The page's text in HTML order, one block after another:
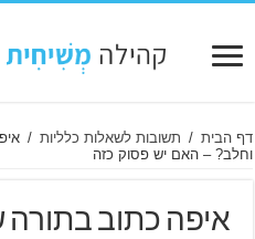
דף הבית / תשובות לשאלות כלליות /
וחלב? – האם יש פסוק כזה
איפה כתוב בתורה